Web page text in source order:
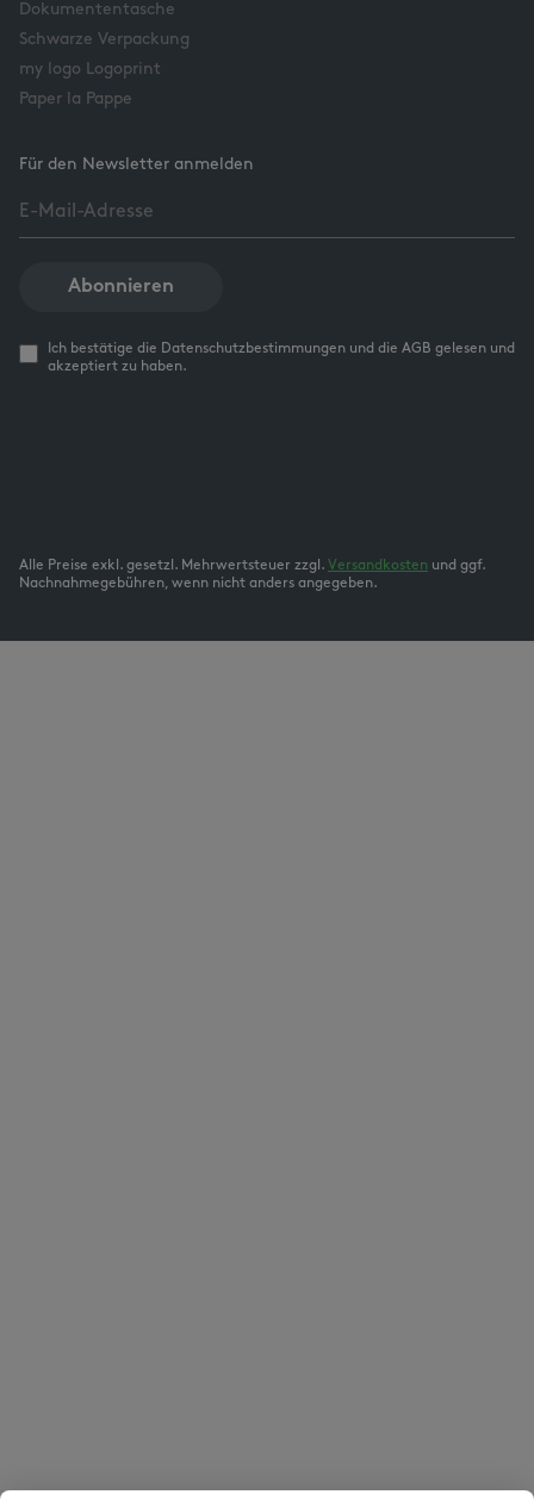
Dokumententasche
Schwarze Verpackung
my logo Logoprint
Paper la Pappe
Für den Newsletter anmelden
Abonnieren
Ich bestätige die Datenschutzbestimmungen und die AGB gelesen und
akzeptiert zu haben.
Alle Preise exkl. gesetzl. Mehrwertsteuer zzgl. Versandkosten und ggf.
Nachnahmegebühren, wenn nicht anders angegeben.